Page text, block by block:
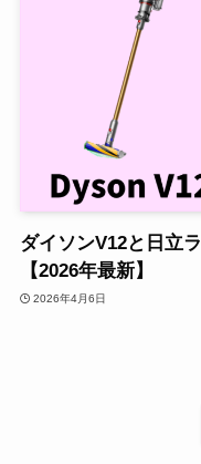
ダイソンV12と日立
【2026年最新】
2026年4月6日